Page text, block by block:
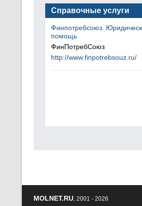
Справочные услуги
Финпотребсоюз.
помощь
ФинПотребСоюз
http://www.finpotrebsouz.ru/
MOLNET.RU, 2001 - 2026